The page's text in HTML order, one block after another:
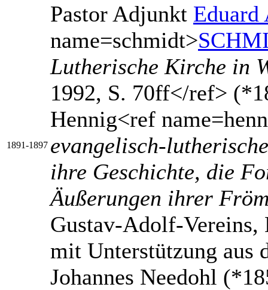
1891‑1897
Pastor Adjunkt Eduard
name=schmidt>
Lutherische Kirche in
1992, S. 70ff</ref>
Hennig<ref
evangelisch-
ihre Geschichte, die
Äußerungen ihrer
Gustav-Adolf-
mit Unterstützung aus
Johannes Needohl